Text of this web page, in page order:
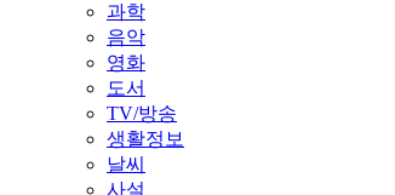
과학
음악
영화
도서
TV/방송
생활정보
날씨
사설